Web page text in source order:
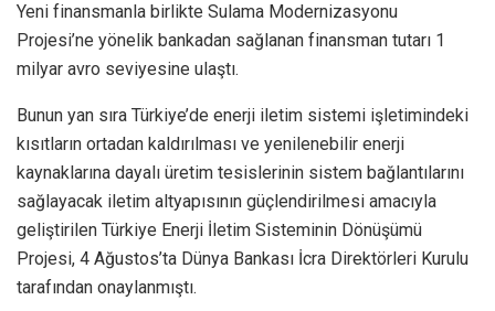
Yeni finansmanla birlikte Sulama Modernizasyonu
Projesi’ne yönelik bankadan sağlanan finansman tutarı 1
milyar avro seviyesine ulaştı.
Bunun yan sıra Türkiye’de enerji iletim sistemi işletimindeki
kısıtların ortadan kaldırılması ve yenilenebilir enerji
kaynaklarına dayalı üretim tesislerinin sistem bağlantılarını
sağlayacak iletim altyapısının güçlendirilmesi amacıyla
geliştirilen Türkiye Enerji İletim Sisteminin Dönüşümü
Projesi, 4 Ağustos’ta Dünya Bankası İcra Direktörleri Kurulu
tarafından onaylanmıştı.